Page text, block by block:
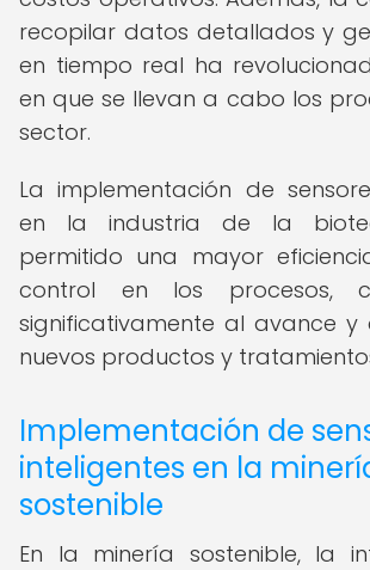
recopilar datos detallados y
en tiempo real ha
en que se llevan a cabo los
sector.
La implementación de
en la industria de la
permitido una mayor
control en los procesos,
significativamente al avance y
nuevos productos y
Implementación de
inteligentes en la
sostenible
En la minería sostenible, la